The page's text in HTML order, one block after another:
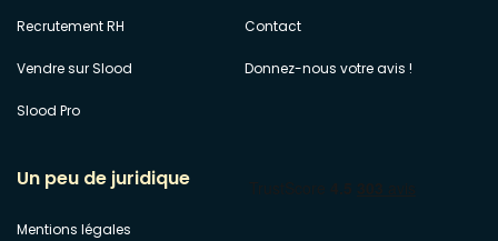
Recrutement RH
Vendre sur Slood
Slood Pro
Contact
Donnez-nous votre avis !
Un peu de juridique
Mentions légales